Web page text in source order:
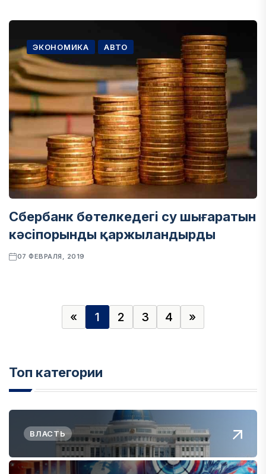
ЭКОНОМИКА АВТО
Сбербанк бөтелкедегі су шығаратын
кәсіпорынды қаржыландырды
07 ФЕВРАЛЯ, 2019
« 1 2 3 4 »
Топ категории
ВЛАСТЬ